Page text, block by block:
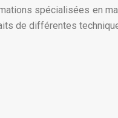
spécialisées en
de différentes